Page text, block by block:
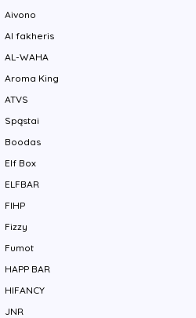
Aivono
Al fakheris
AL-WAHA
Aroma King
ATVS
Spąstai
Boodas
Elf Box
ELFBAR
FIHP
Fizzy
Fumot
HAPP BAR
HIFANCY
JNR